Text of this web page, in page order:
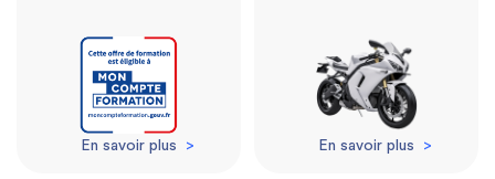
En savoir plus > En savoir plus >